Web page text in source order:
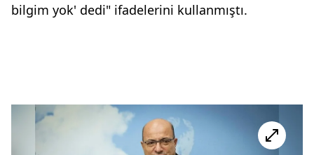
bilgim yok' dedi" ifadelerini kullanmıştı.